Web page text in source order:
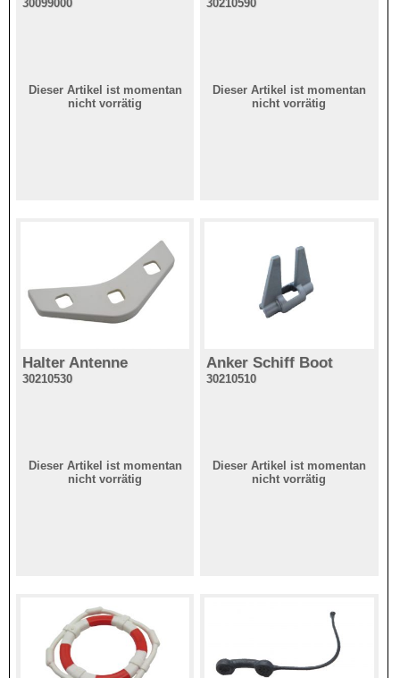
30099000
Dieser Artikel ist momentan
nicht vorrätig
30210590
Dieser Artikel ist momentan
nicht vorrätig
Halter Antenne
30210530
Dieser Artikel ist momentan
nicht vorrätig
Anker Schiff Boot
30210510
Dieser Artikel ist momentan
nicht vorrätig